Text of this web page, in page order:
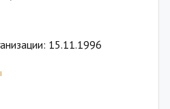
15.11.1996